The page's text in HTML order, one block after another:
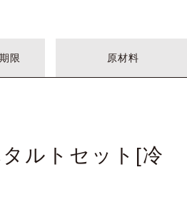
限 原材料
ルトセット[冷